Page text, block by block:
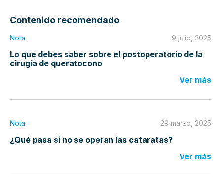
Contenido recomendado
Nota 9 julio, 2025
Lo que debes saber sobre el postoperatorio de la
cirugía de queratocono
Ver más
Nota 29 marzo, 2025
¿Qué pasa si no se operan las cataratas?
Ver más